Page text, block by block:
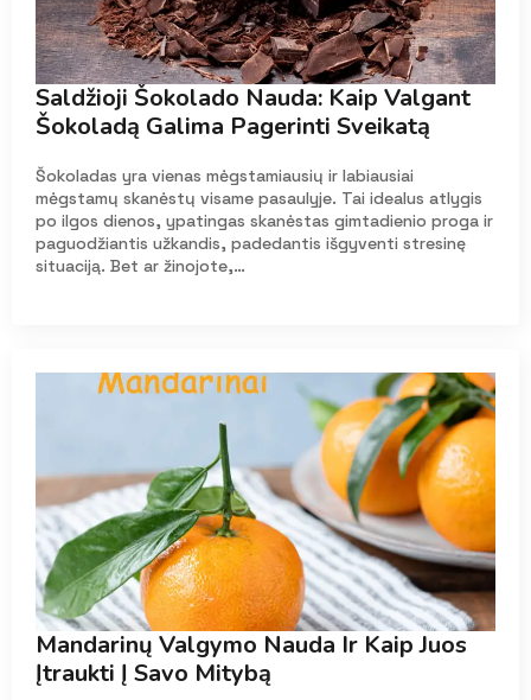
Saldžioji Šokolado Nauda: Kaip Valgant
Šokoladą Galima Pagerinti Sveikatą
Šokoladas yra vienas mėgstamiausių ir labiausiai
mėgstamų skanėstų visame pasaulyje. Tai idealus atlygis
po ilgos dienos, ypatingas skanėstas gimtadienio proga ir
paguodžiantis užkandis, padedantis išgyventi stresinę
situaciją. Bet ar žinojote,…
Mandarinų Valgymo Nauda Ir Kaip Juos
Įtraukti Į Savo Mitybą